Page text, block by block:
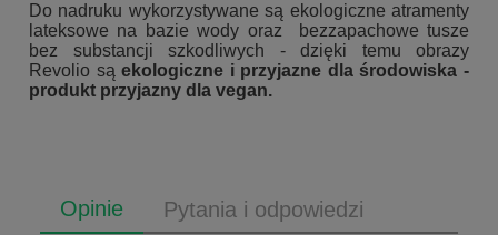
Do nadruku wykorzystywane są ekologiczne atramenty
lateksowe na bazie wody oraz bezzapachowe tusze
bez substancji szkodliwych - dzięki temu obrazy
Revolio są ekologiczne i przyjazne dla środowiska -
produkt przyjazny dla vegan.
Opinie Pytania i odpowiedzi